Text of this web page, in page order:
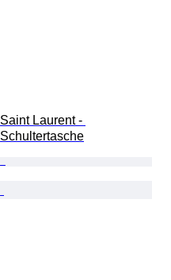
Saint Laurent -
Schultertasche